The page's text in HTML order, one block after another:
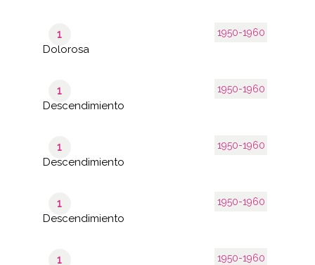
1950-1960
1
Dolorosa
1950-1960
1
Descendimiento
1950-1960
1
Descendimiento
1950-1960
1
Descendimiento
1950-1960
1